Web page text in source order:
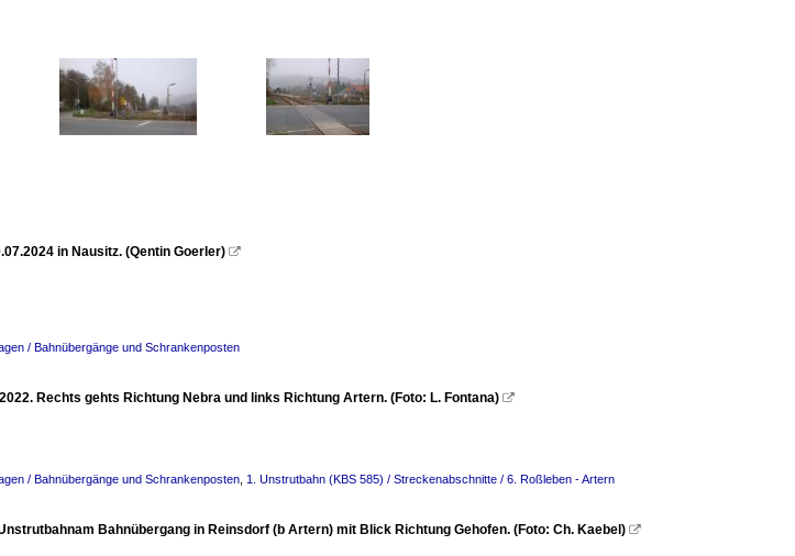
in Nausitz. (Qentin Goerler) 
/ Bahnübergänge und Schrankenposten
Rechts gehts Richtung Nebra und links Richtung Artern. (Foto: L. Fontana) 
/ Bahnübergänge und Schrankenposten 1. Unstrutbahn (KBS 585) / Streckenabschnitte / 6. Roßleben - Artern
Bahnübergang in Reinsdorf (b Artern) mit Blick Richtung Gehofen. (Foto: Ch. Kaebel) 